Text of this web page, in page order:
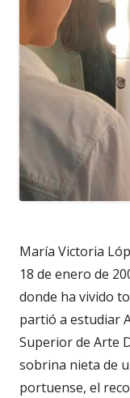
María Victoria
18 de enero de
donde ha vivido
partió a estudiar
Superior de Arte
sobrina nieta de
portuense, el